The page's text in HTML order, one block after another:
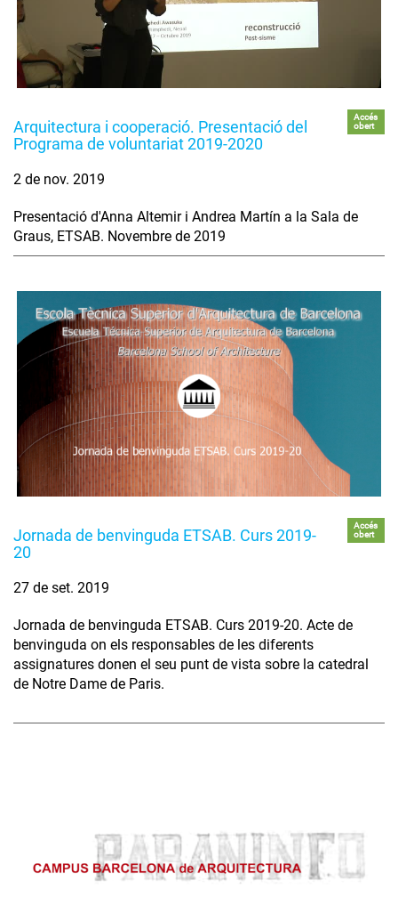
Arquitectura i cooperació. Presentació del
Programa de voluntariat 2019-2020
Accés
obert
2 de nov. 2019
Presentació d'Anna Altemir i Andrea Martín a la Sala de
Graus, ETSAB. Novembre de 2019
Jornada de benvinguda ETSAB. Curs 2019-
20
Accés
obert
27 de set. 2019
Jornada de benvinguda ETSAB. Curs 2019-20. Acte de
benvinguda on els responsables de les diferents
assignatures donen el seu punt de vista sobre la catedral
de Notre Dame de Paris.